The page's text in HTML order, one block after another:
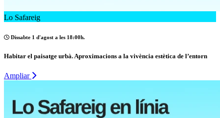
Lo Safareig
Dissabte 1 d'agost a les 18:00h.
Habitar el paisatge urbà. Aproximacions a la vivència estètica de l’entorn
Ampliar